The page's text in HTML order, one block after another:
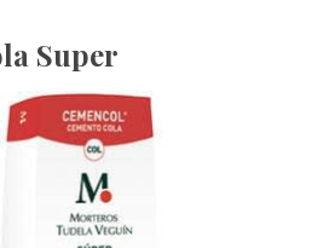
Super